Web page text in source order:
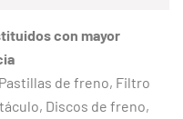
con mayor
de freno, Filtro
Discos de freno,